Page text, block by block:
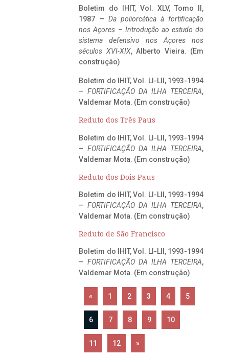
Boletim do IHIT, Vol. XLV, Tomo II,
1987 – Da poliorcética à fortificação
nos Açores – Introdução ao estudo do
sistema defensivo nos Açores nos
séculos XVI-XIX, Alberto Vieira. (Em
construção)
Boletim do IHIT, Vol. LI-LII, 1993-1994
– FORTIFICAÇÃO DA ILHA TERCEIRA,
Valdemar Mota. (Em construção)
Reduto dos Três Paus
Boletim do IHIT, Vol. LI-LII, 1993-1994
– FORTIFICAÇÃO DA ILHA TERCEIRA,
Valdemar Mota. (Em construção)
Reduto dos Dois Paus
Boletim do IHIT, Vol. LI-LII, 1993-1994
– FORTIFICAÇÃO DA ILHA TERCEIRA,
Valdemar Mota. (Em construção)
Reduto de São Francisco
Boletim do IHIT, Vol. LI-LII, 1993-1994
– FORTIFICAÇÃO DA ILHA TERCEIRA,
Valdemar Mota. (Em construção)
« 1 2 3 4 5
6 7 8 9 10
11 12 »